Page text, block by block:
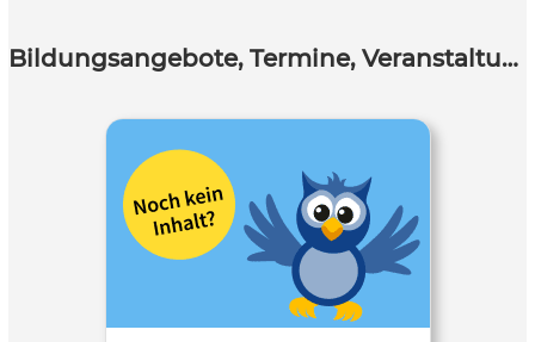
Bildungsangebote, Termine, Veranstaltungen